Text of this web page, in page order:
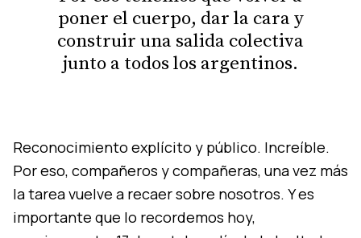
poner el cuerpo, dar la cara y
construir una salida colectiva
junto a todos los argentinos.
Reconocimiento explícito y público. Increíble.
Por eso, compañeros y compañeras, una vez más
la tarea vuelve a recaer sobre nosotros. Y es
importante que lo recordemos hoy,